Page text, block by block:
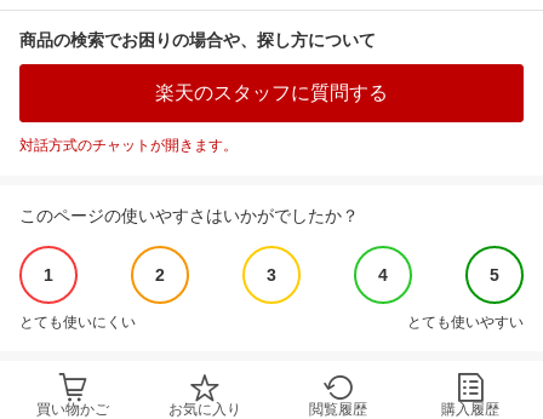
商品の検索でお困りの場合や、探し方について
楽天のスタッフに質問する
対話方式のチャットが開きます。
このページの使いやすさはいかがでしたか？
1 2 3 4 5
とても使いにくい とても使いやすい
買い物かご お気に入り 閲覧履歴 購入履歴